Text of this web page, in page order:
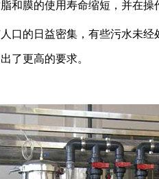
和膜的使用寿命缩短，并在操
的日益密集，有些污水未经
了更高的要求。